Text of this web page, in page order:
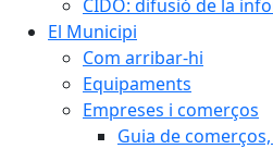
CIDO: difusió de la
El Municipi
Com arribar-hi
Equipaments
Empreses i comerços
Guia de